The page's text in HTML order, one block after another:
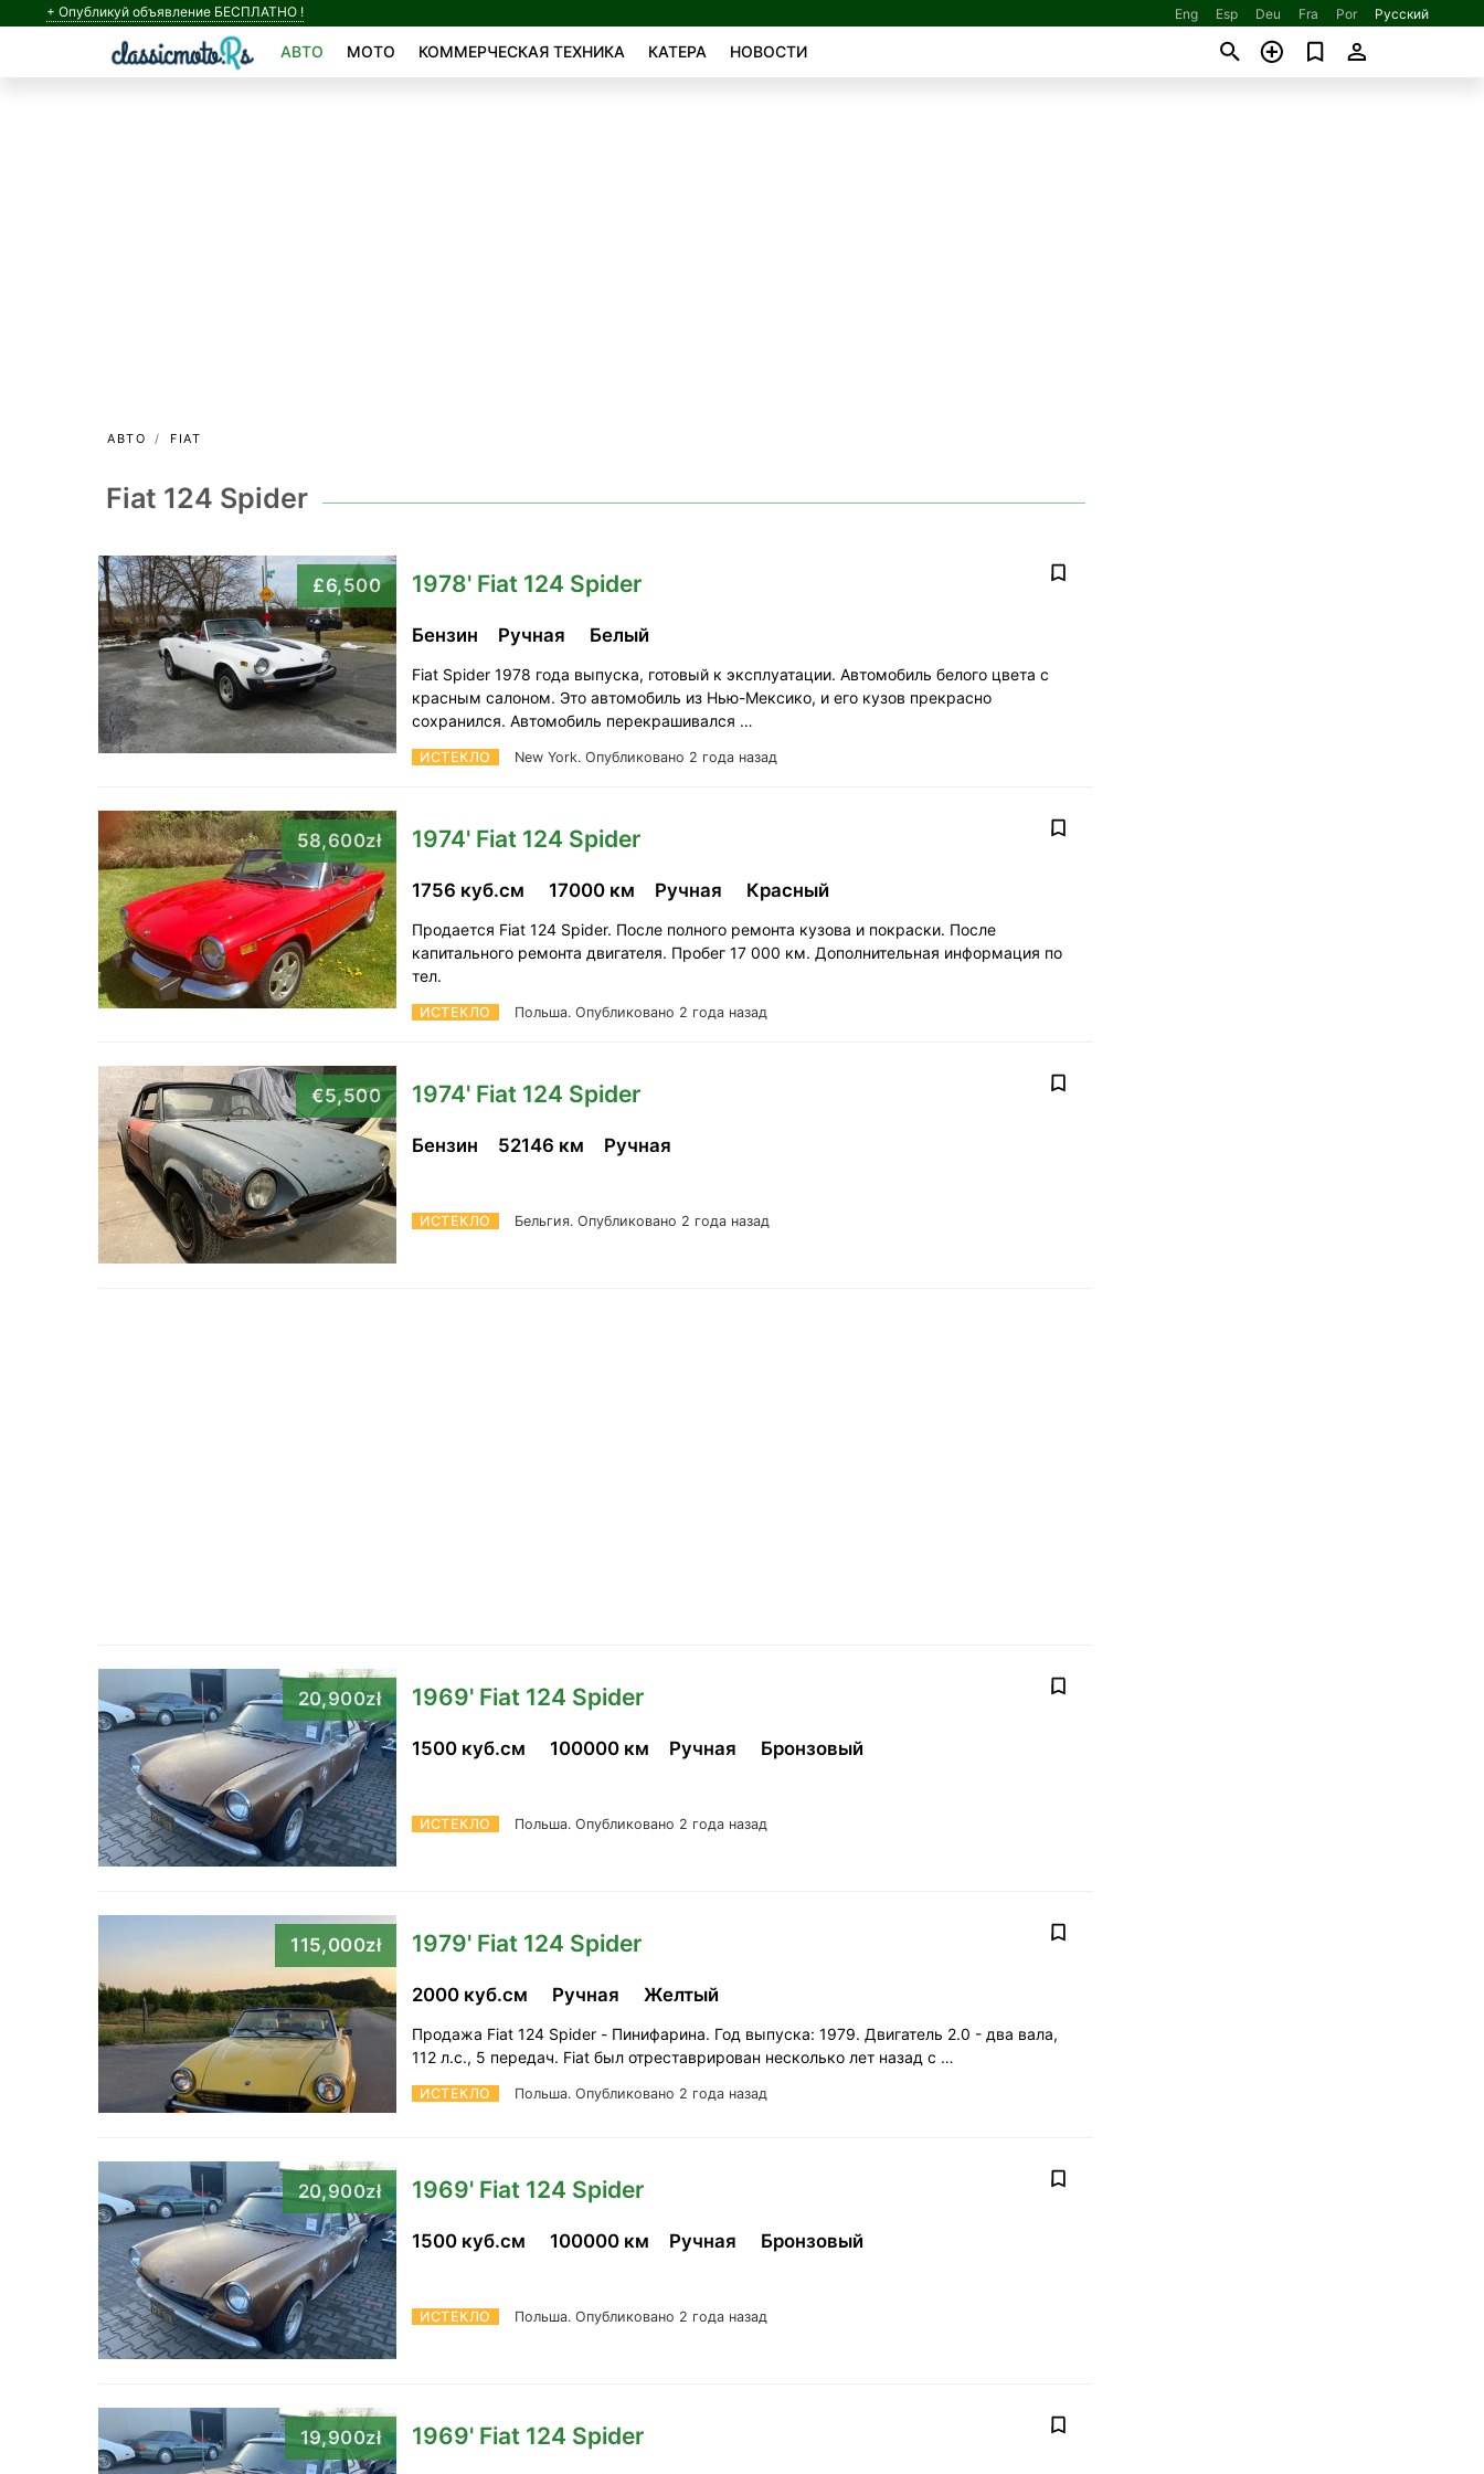
+ Опубликуй объявление БЕСПЛАТНО ! Eng Esp Deu Fra Por Русский
АВТО МОТО КОММЕРЧЕСКАЯ ТЕХНИКА КАТЕРА НОВОСТИ
АВТО FIAT
Fiat 124 Spider
£6,500 1978' Fiat 124 Spider
ИСТЕКЛО New York. Опубликовано 2 года назад
Бензин Ручная Белый
Fiat Spider 1978 года выпуска, готовый к эксплуатации. Автомобиль белого цвета с
красным салоном. Это автомобиль из Нью-Мексико, и его кузов прекрасно
сохранился. Автомобиль перекрашивался …
58,600zł 1974' Fiat 124 Spider
ИСТЕКЛО Польша. Опубликовано 2 года назад
1756 куб.см 17000 км Ручная Красный
Продается Fiat 124 Spider. После полного ремонта кузова и покраски. После
капитального ремонта двигателя. Пробег 17 000 км. Дополнительная информация по
тел.
€5,500 1974' Fiat 124 Spider
ИСТЕКЛО Бельгия. Опубликовано 2 года назад
Бензин 52146 км Ручная
20,900zł 1969' Fiat 124 Spider
ИСТЕКЛО Польша. Опубликовано 2 года назад
1500 куб.см 100000 км Ручная Бронзовый
115,000zł 1979' Fiat 124 Spider
ИСТЕКЛО Польша. Опубликовано 2 года назад
2000 куб.см Ручная Желтый
Продажа Fiat 124 Spider - Пинифарина. Год выпуска: 1979. Двигатель 2.0 - два вала,
112 л.с., 5 передач. Fiat был отреставрирован несколько лет назад с …
20,900zł 1969' Fiat 124 Spider
ИСТЕКЛО Польша. Опубликовано 2 года назад
1500 куб.см 100000 км Ручная Бронзовый
19,900zł 1969' Fiat 124 Spider